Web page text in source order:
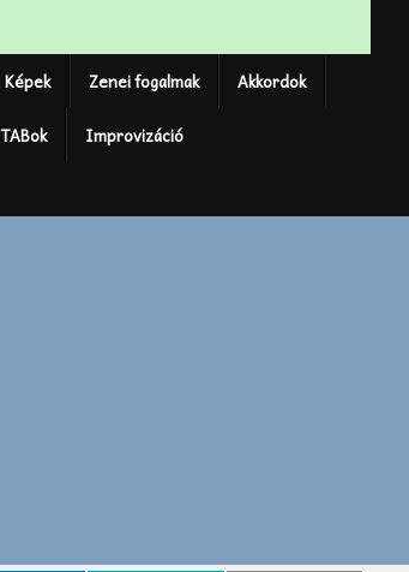
Képek Zenei fogalmak Akkordok
TABok Improvizáció